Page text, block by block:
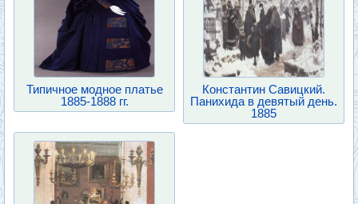
Типичное модное платье
1885-1888 гг.
Константин Савицкий.
Панихида в девятый день.
1885